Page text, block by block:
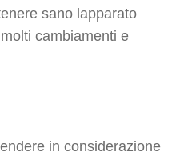
sano lapparato
cambiamenti e
in considerazione